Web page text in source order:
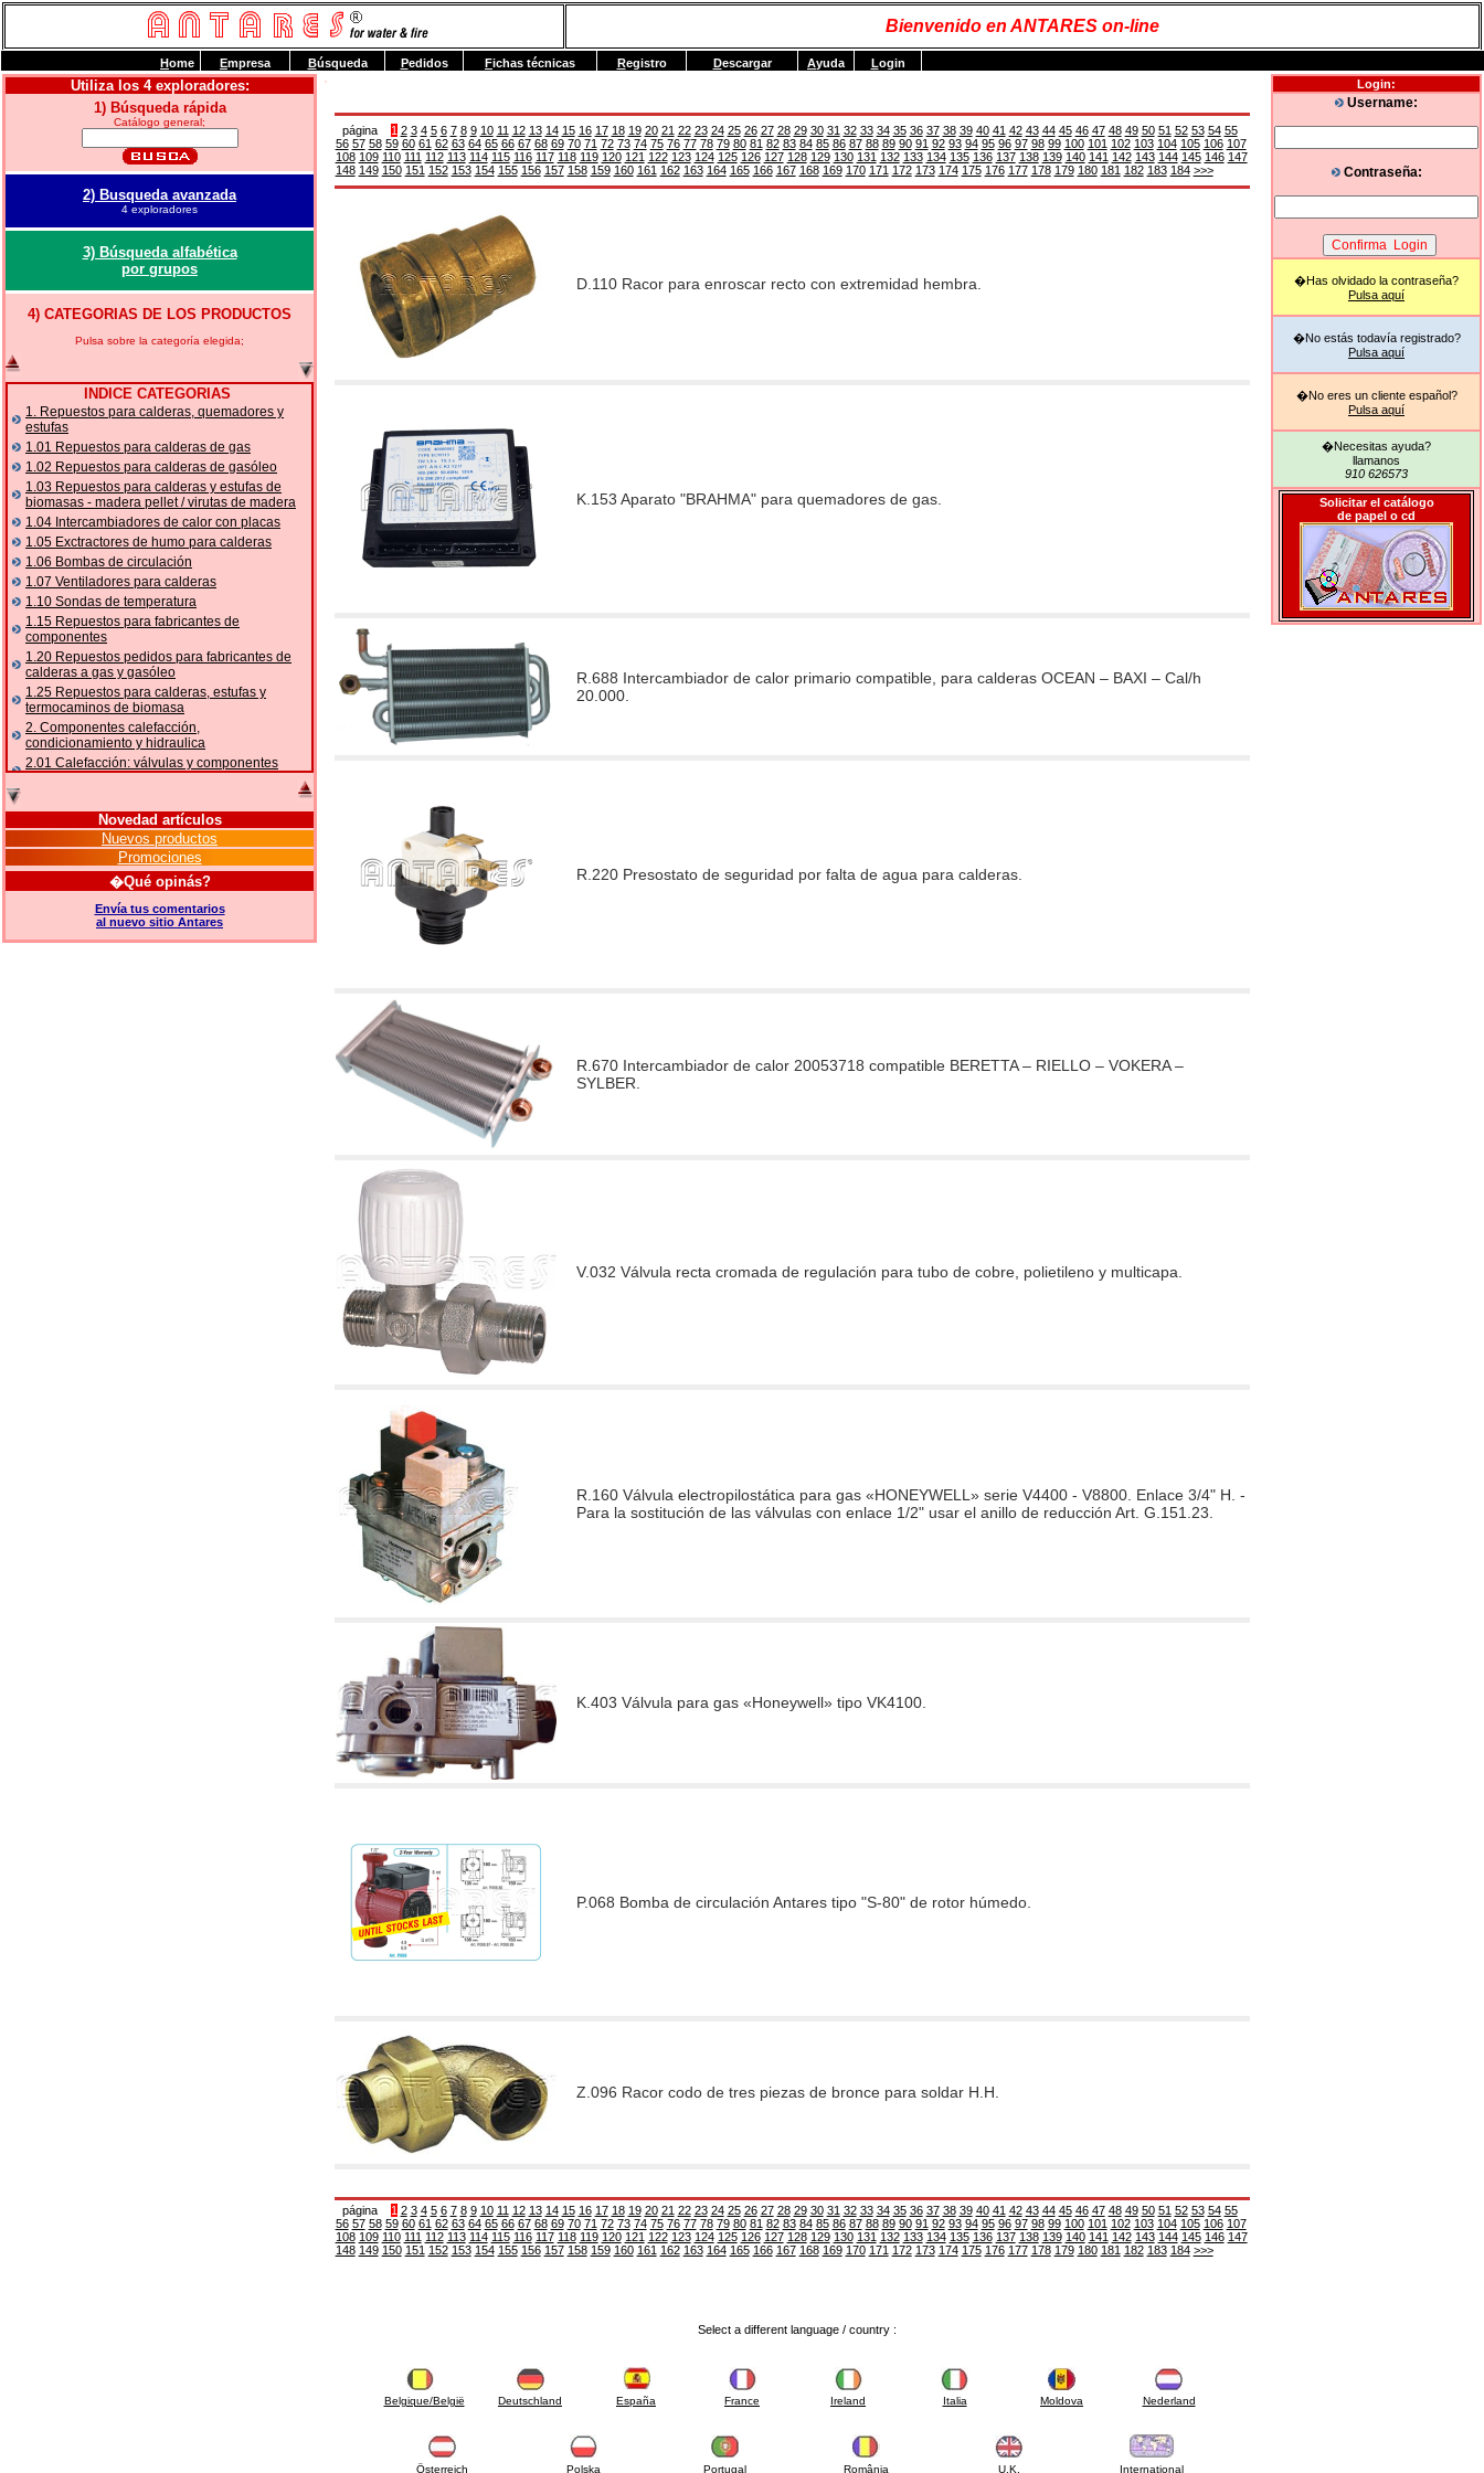
Bienvenido en ANTARES on-line
Utiliza los 4 exploradores:
1) Búsqueda rápida
Catálogo general;
2) Busqueda avanzada
4 exploradores
3) Búsqueda alfabética
por grupos
4) CATEGORIAS DE LOS PRODUCTOS
Pulsa sobre la categoría elegida;
INDICE CATEGORIAS
1. Repuestos para calderas, quemadores y
estufas
1.01 Repuestos para calderas de gas
1.02 Repuestos para calderas de gasóleo
1.03 Repuestos para calderas y estufas de
biomasas - madera pellet / virutas de madera
1.04 Intercambiadores de calor con placas
1.05 Exctractores de humo para calderas
1.06 Bombas de circulación
1.07 Ventiladores para calderas
1.10 Sondas de temperatura
1.15 Repuestos para fabricantes de
componentes
1.20 Repuestos pedidos para fabricantes de
calderas a gas y gasóleo
1.25 Repuestos para calderas, estufas y
termocaminos de biomasa
2. Componentes calefacción,
condicionamiento y hidraulica
2.01 Calefacción: válvulas y componentes
accesorios
2.10 Termorregulación instalaciones
2.15 Acondicionamiento: válvulas y
componentes relacionados y complementarios
2.16 Gas: componentes para tubería,
relacionados y complementarios
2.17 Gasóleo: componentes para tubería,
relacionados y complementarios
Novedad artículos
Nuevos productos
Promociones
�Qué opinás?
Envía tus comentarios
al nuevo sitio Antares
página 1 2 3 4 5 6 7 8 9 10 11 12 13 14 15 16 17 18 19 20 21 22 23 24 25 26 27 28 29 30 31 32 33 34 35 36 37 38 39 40 41 42 43 44 45 46 47 48 49 50 51 52 53 54 55
56 57 58 59 60 61 62 63 64 65 66 67 68 69 70 71 72 73 74 75 76 77 78 79 80 81 82 83 84 85 86 87 88 89 90 91 92 93 94 95 96 97 98 99 100 101 102 103 104 105 106 107
108 109 110 111 112 113 114 115 116 117 118 119 120 121 122 123 124 125 126 127 128 129 130 131 132 133 134 135 136 137 138 139 140 141 142 143 144 145 146 147
148 149 150 151 152 153 154 155 156 157 158 159 160 161 162 163 164 165 166 167 168 169 170 171 172 173 174 175 176 177 178 179 180 181 182 183 184 >>>
D.110 Racor para enroscar recto con extremidad hembra.
K.153 Aparato "BRAHMA" para quemadores de gas.
R.688 Intercambiador de calor primario compatible, para calderas OCEAN – BAXI – Cal/h
20.000.
R.220 Presostato de seguridad por falta de agua para calderas.
R.670 Intercambiador de calor 20053718 compatible BERETTA – RIELLO – VOKERA –
SYLBER.
V.032 Válvula recta cromada de regulación para tubo de cobre, polietileno y multicapa.
R.160 Válvula electropilostática para gas «HONEYWELL» serie V4400 - V8800. Enlace 3/4" H. -
Para la sostitución de las válvulas con enlace 1/2" usar el anillo de reducción Art. G.151.23.
K.403 Válvula para gas «Honeywell» tipo VK4100.
P.068 Bomba de circulación Antares tipo "S-80" de rotor húmedo.
Z.096 Racor codo de tres piezas de bronce para soldar H.H.
página 1 2 3 4 5 6 7 8 9 10 11 12 13 14 15 16 17 18 19 20 21 22 23 24 25 26 27 28 29 30 31 32 33 34 35 36 37 38 39 40 41 42 43 44 45 46 47 48 49 50 51 52 53 54 55
56 57 58 59 60 61 62 63 64 65 66 67 68 69 70 71 72 73 74 75 76 77 78 79 80 81 82 83 84 85 86 87 88 89 90 91 92 93 94 95 96 97 98 99 100 101 102 103 104 105 106 107
108 109 110 111 112 113 114 115 116 117 118 119 120 121 122 123 124 125 126 127 128 129 130 131 132 133 134 135 136 137 138 139 140 141 142 143 144 145 146 147
148 149 150 151 152 153 154 155 156 157 158 159 160 161 162 163 164 165 166 167 168 169 170 171 172 173 174 175 176 177 178 179 180 181 182 183 184 >>>
Select a different language / country :
Belgique/België Deutschland España France Ireland Italia Moldova Nederland
Österreich Polska Portugal România U.K. International
Login:
Username:
Contraseña:
�Has olvidado la contraseña?
Pulsa aquí
�No estás todavía registrado?
Pulsa aquí
�No eres un cliente español?
Pulsa aquí
�Necesitas ayuda?
llamanos
910 626573
Solicitar el catálogo
de papel o cd
Home Empresa Búsqueda Pedidos Fichas técnicas Registro Descargar Ayuda Login